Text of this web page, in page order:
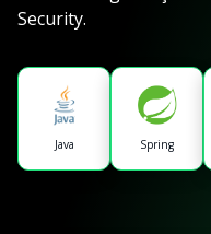
Security.
Java Spring